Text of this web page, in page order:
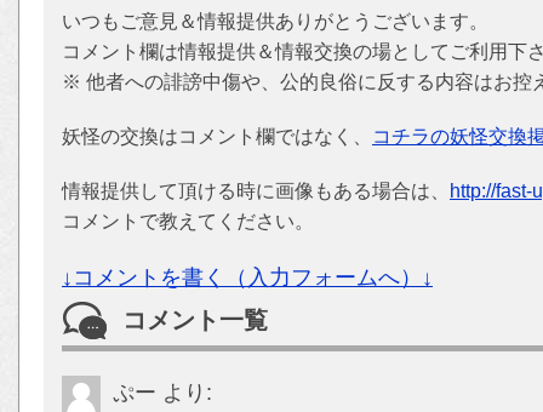
いつもご意見＆情報提供ありがとうございます。
コメント欄は情報提供＆情報交換の場としてご利用下
※ 他者への誹謗中傷や、公的良俗に反する内容はお控
妖怪の交換はコメント欄ではなく、 コチラの妖怪交換
情報提供して頂ける時に画像もある場合は、
http://fast-
コメントで教えてください。
↓コメントを書く（入力フォームへ）↓
コメント一覧
ぷー より: